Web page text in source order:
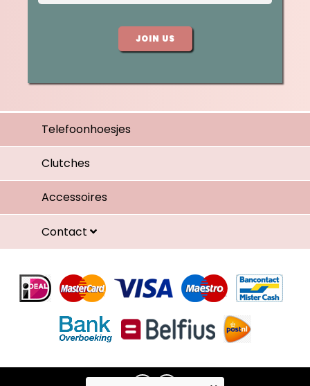
JOIN US
Telefoonhoesjes
Clutches
Accessoires
Contact